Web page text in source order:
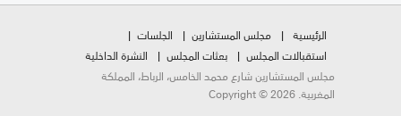
الرئيسية مجلس المستشارين
الجلسات
استقبالات المجلس
بعثات المجلس
النشرة الداخلية
مجلس المستشارين شارع محمد الخامس، الرباط، المملكة
المغربية. Copyright © 2026